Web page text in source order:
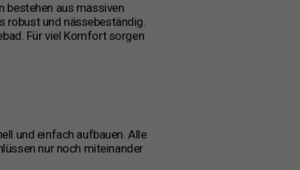
bestehen aus massiven
robust und nässebeständig.
Für viel Komfort sorgen
und einfach aufbauen. Alle
nur noch miteinander